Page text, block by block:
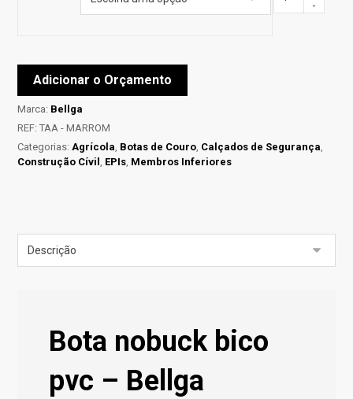
-
Adicionar o Orçamento
Marca: Bellga
REF:TAA - MARROM
Categorias:Agrícola, Botas de Couro, Calçados de Segurança,
Construção Cívil, EPIs, Membros Inferiores
Bota nobuck bico
pvc – Bellga